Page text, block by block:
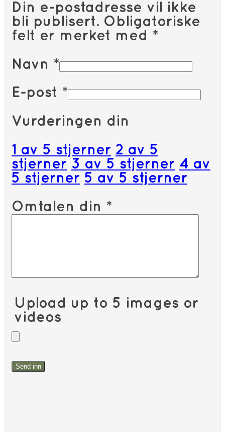
Din e-postadresse vil ikke
bli publisert. Obligatoriske
felt er merket med *
Navn *
E-post *
Vurderingen din
1 av 5 stjerner 2 av 5
stjerner 3 av 5 stjerner 4 av
5 stjerner 5 av 5 stjerner
Omtalen din *
Upload up to 5 images or
videos